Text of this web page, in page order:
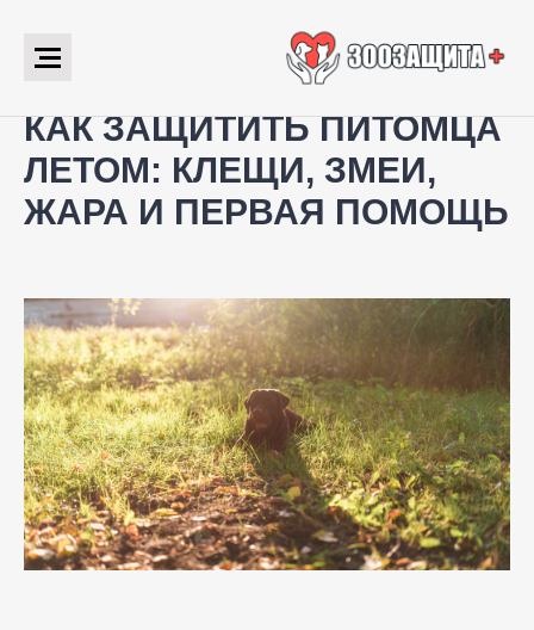
КАК ЗАЩИТИТЬ ПИТОМЦА
ЛЕТОМ: КЛЕЩИ, ЗМЕИ,
ЖАРА И ПЕРВАЯ ПОМОЩЬ